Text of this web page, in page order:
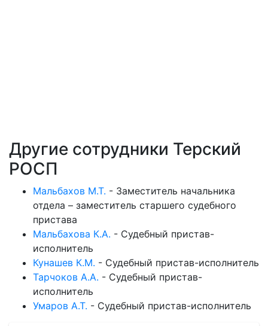
Другие сотрудники Терский
РОСП
Мальбахов М.Т. - Заместитель начальника
отдела – заместитель старшего судебного
пристава
Мальбахова К.А. - Судебный пристав-
исполнитель
Кунашев К.М. - Судебный пристав-исполнитель
Тарчоков А.А. - Судебный пристав-
исполнитель
Умаров А.Т. - Судебный пристав-исполнитель